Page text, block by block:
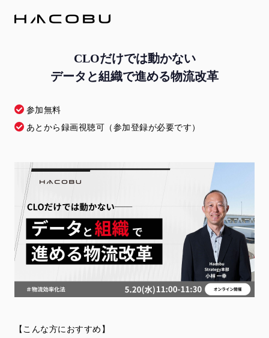
CLOだけでは動かない
データと組織で進める物流改革
参加無料
あとから録画視聴可（参加登録が必要です）
【こんな方におすすめ】